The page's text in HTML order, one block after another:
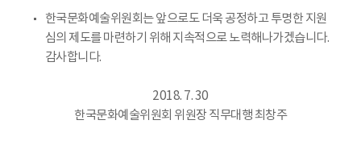
한국문화예술위원회는 앞으로도 더욱 공정하고 투명한 지원
심의 제도를 마련하기 위해 지속적으로 노력해나가겠습니다.
감사합니다.
2018. 7. 30
한국문화예술위원회 위원장 직무대행 최창주